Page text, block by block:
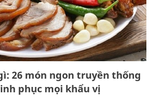
26 món ngon truyền thống
phục mọi khẩu vị